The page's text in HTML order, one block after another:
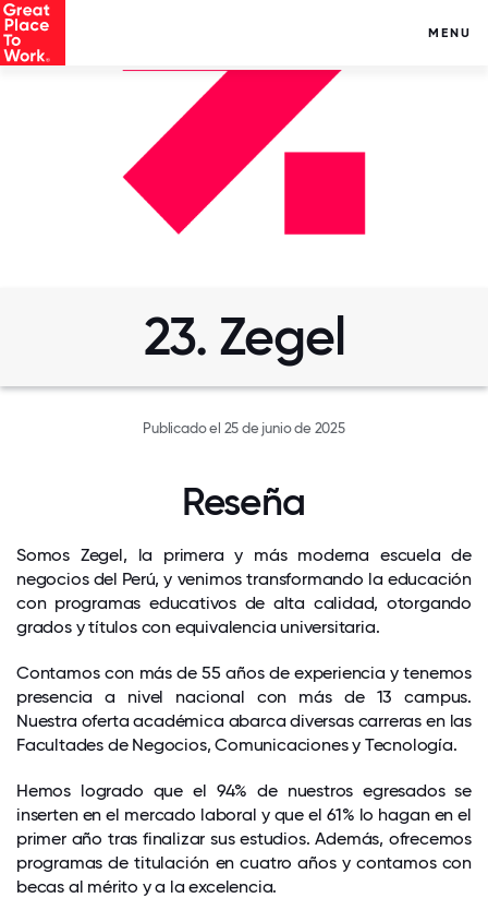
MENU
23. Zegel
Publicado el 25 de junio de 2025
Reseña
Somos Zegel, la primera y más moderna escuela de
negocios del Perú, y venimos transformando la educación
con programas educativos de alta calidad, otorgando
grados y títulos con equivalencia universitaria.
Contamos con más de 55 años de experiencia y tenemos
presencia a nivel nacional con más de 13 campus.
Nuestra oferta académica abarca diversas carreras en las
Facultades de Negocios, Comunicaciones y Tecnología.
Hemos logrado que el 94% de nuestros egresados se
inserten en el mercado laboral y que el 61% lo hagan en el
primer año tras finalizar sus estudios. Además, ofrecemos
programas de titulación en cuatro años y contamos con
becas al mérito y a la excelencia.